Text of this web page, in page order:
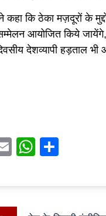
कहा कि ठेका मज़दूरों के
आयोजित किये
देशव्यापी हड़ताल
Email
Previous